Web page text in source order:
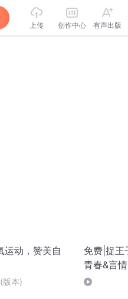
上传 创作中心 有声出版
运动，赞美自
版本)
免费|捉王
青春&言情